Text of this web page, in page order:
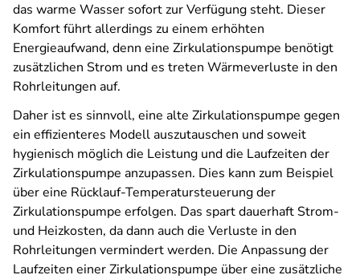
das warme Wasser sofort zur Verfügung steht. Dieser
Komfort führt allerdings zu einem erhöhten
Energieaufwand, denn eine Zirkulationspumpe benötigt
zusätzlichen Strom und es treten Wärmeverluste in den
Rohrleitungen auf.
Daher ist es sinnvoll, eine alte Zirkulationspumpe gegen
ein effizienteres Modell auszutauschen und soweit
hygienisch möglich die Leistung und die Laufzeiten der
Zirkulationspumpe anzupassen. Dies kann zum Beispiel
über eine Rücklauf-Temperatursteuerung der
Zirkulationspumpe erfolgen. Das spart dauerhaft Strom-
und Heizkosten, da dann auch die Verluste in den
Rohrleitungen vermindert werden. Die Anpassung der
Laufzeiten einer Zirkulationspumpe über eine zusätzliche